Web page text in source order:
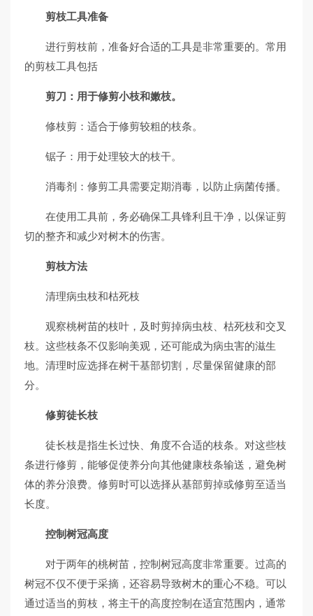
剪枝工具准备
进行剪枝前，准备好合适的工具是非常重要的。常用
的剪枝工具包括
剪刀：用于修剪小枝和嫩枝。
修枝剪：适合于修剪较粗的枝条。
锯子：用于处理较大的枝干。
消毒剂：修剪工具需要定期消毒，以防止病菌传播。
在使用工具前，务必确保工具锋利且干净，以保证剪
切的整齐和减少对树木的伤害。
剪枝方法
清理病虫枝和枯死枝
观察桃树苗的枝叶，及时剪掉病虫枝、枯死枝和交叉
枝。这些枝条不仅影响美观，还可能成为病虫害的滋生
地。清理时应选择在树干基部切割，尽量保留健康的部
分。
修剪徒长枝
徒长枝是指生长过快、角度不合适的枝条。对这些枝
条进行修剪，能够促使养分向其他健康枝条输送，避免树
体的养分浪费。修剪时可以选择从基部剪掉或修剪至适当
长度。
控制树冠高度
对于两年的桃树苗，控制树冠高度非常重要。过高的
树冠不仅不便于采摘，还容易导致树木的重心不稳。可以
通过适当的剪枝，将主干的高度控制在适宜范围内，通常